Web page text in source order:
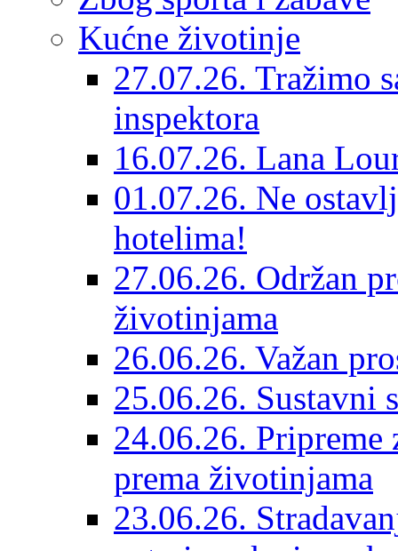
Kućne životinje
27.07.26. Tražimo
inspektora
16.07.26. Lana
01.07.26. Ne
hotelima!
27.06.26. Održan
životinjama
26.06.26. Važan
25.06.26. Sustavni
24.06.26.
prema životinjama
23.06.26.